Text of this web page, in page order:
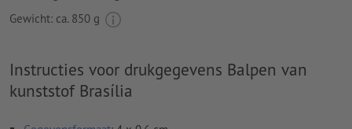
Gewicht: ca. 850 g
Instructies voor drukgegevens Balpen van
kunststof Brasília